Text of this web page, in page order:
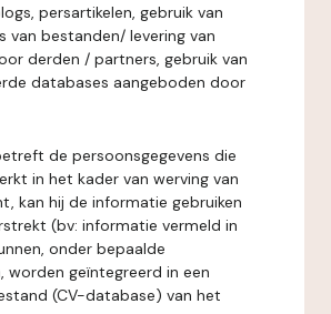
persartikelen, gebruik van
van bestanden/ levering van
derden / partners, gebruik van
databases aangeboden door
de persoonsgegevens die
in het kader van werving van
kan hij de informatie gebruiken
(bv: informatie vermeld in
onder bepaalde
worden geïntegreerd in een
(CV-database) van het